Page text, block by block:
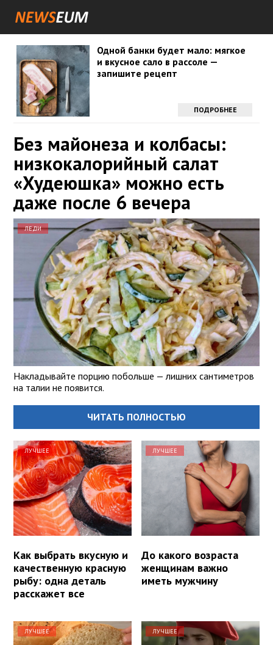
Одной банки будет мало: мягкое
и вкусное сало в рассоле —
запишите рецепт
ПОДРОБНЕЕ
Без майонеза и колбасы:
низкокалорийный салат
«Худеюшка» можно есть
даже после 6 вечера
ЛЕДИ
Накладывайте порцию побольше — лишних сантиметров
на талии не появится.
ЧИТАТЬ ПОЛНОСТЬЮ
ЛУЧШЕЕ
Как выбрать вкусную и
качественную красную
рыбу: одна деталь
расскажет все
ЛУЧШЕЕ
До какого возраста
женщинам важно
иметь мужчину
ЛУЧШЕЕ ЛУЧШЕЕ